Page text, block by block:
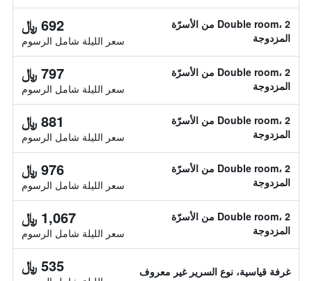
Double room، 2 من الأسرّة
المزدوجة
692 ﷼
سعر الليلة شامل الرسوم
Double room، 2 من الأسرّة
المزدوجة
797 ﷼
سعر الليلة شامل الرسوم
Double room، 2 من الأسرّة
المزدوجة
881 ﷼
سعر الليلة شامل الرسوم
Double room، 2 من الأسرّة
المزدوجة
976 ﷼
سعر الليلة شامل الرسوم
Double room، 2 من الأسرّة
المزدوجة
1,067 ﷼
سعر الليلة شامل الرسوم
غرفة قياسية، نوع السرير غير معروف 535 ﷼